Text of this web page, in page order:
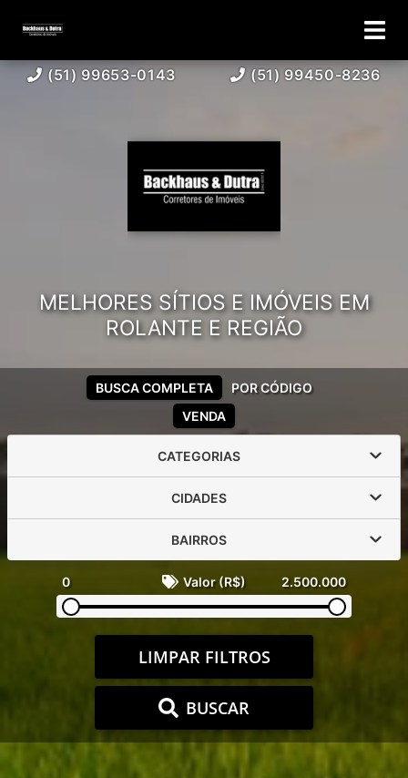
(51) 99653-0143 (51) 99450-8236
MELHORES SÍTIOS E IMÓVEIS EM
ROLANTE E REGIÃO
VENDA
BUSCA COMPLETA POR CÓDIGO
CATEGORIAS
CIDADES
BAIRROS
0 Valor (R$) 2.500.000
LIMPAR FILTROS
BUSCAR